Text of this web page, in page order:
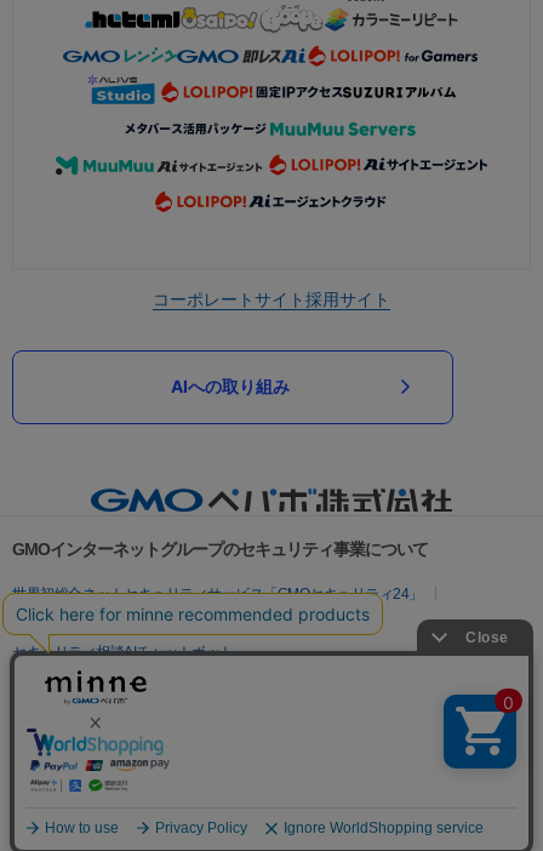
コーポレートサイト採用サイト
AIへの取り組み
GMOインターネットグループのセキュリティ事業について
世界初総合ネットセキュリティサービス「GMOセキュリティ24」
パスワード漏洩診断
Webサイトリスク診断
セキュリティ相談AIチャットボット
実在証明・盗聴対策
サイバー攻撃対策（GMO Flatt Security）
セキュリティ事業の軌跡